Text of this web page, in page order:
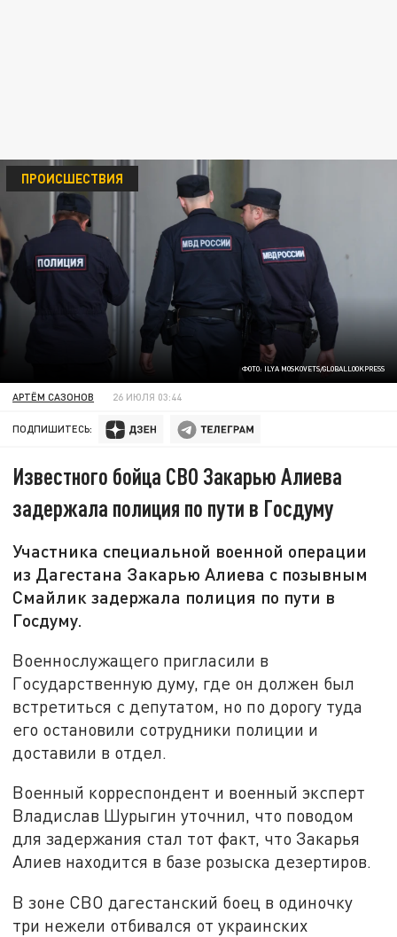
ФОТО: ILYA MOSKOVETS/GLOBALLOOKPRESS
ПРОИСШЕСТВИЯ
АРТЁМ САЗОНОВ 26 ИЮЛЯ 03:44
ПОДПИШИТЕСЬ:
Известного бойца СВО Закарью Алиева
задержала полиция по пути в Госдуму
Участника специальной военной операции
из Дагестана Закарью Алиева с позывным
Смайлик задержала полиция по пути в
Госдуму.
Военнослужащего пригласили в
Государственную думу, где он должен был
встретиться с депутатом, но по дорогу туда
его остановили сотрудники полиции и
доставили в отдел.
Военный корреспондент и военный эксперт
Владислав Шурыгин уточнил, что поводом
для задержания стал тот факт, что Закарья
Алиев находится в базе розыска дезертиров.
В зоне СВО дагестанский боец в одиночку
три нежели отбивался от украинских